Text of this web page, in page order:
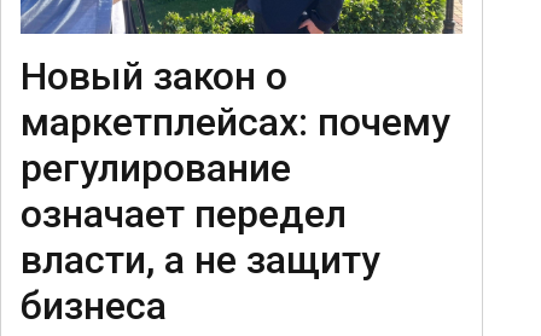
Новый закон о
маркетплейсах: почему
регулирование
означает передел
власти, а не защиту
бизнеса